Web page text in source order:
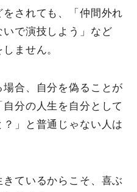
されても、「仲間外れ
で演技しよう」など
ません。
合、自分を偽ることが
分の人生を自分として
」と普通じゃない人は
ているからこそ、喜ぶ